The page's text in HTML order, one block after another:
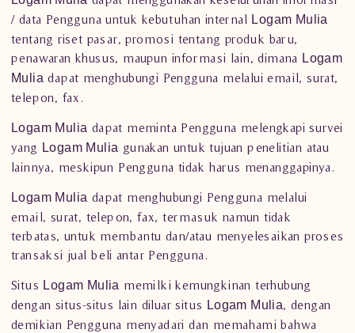
/ data Pengguna untuk kebutuhan internal Logam Mulia
tentang riset pasar, promosi tentang produk baru,
penawaran khusus, maupun informasi lain, dimana Logam
Mulia dapat menghubungi Pengguna melalui email, surat,
telepon, fax.
Logam Mulia dapat meminta Pengguna melengkapi survei
yang Logam Mulia gunakan untuk tujuan penelitian atau
lainnya, meskipun Pengguna tidak harus menanggapinya.
Logam Mulia dapat menghubungi Pengguna melalui
email, surat, telepon, fax, termasuk namun tidak
terbatas, untuk membantu dan/atau menyelesaikan proses
transaksi jual beli antar Pengguna.
Situs Logam Mulia memilki kemungkinan terhubung
dengan situs-situs lain diluar situs Logam Mulia, dengan
demikian Pengguna menyadari dan memahami bahwa